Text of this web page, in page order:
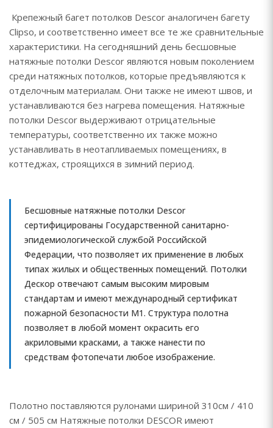
Крепежный багет потолков Descor аналогичен багету
Clipso, и соответственно имеет все те же сравнительные
характеристики. На сегодняшний день бесшовные
натяжные потолки Descor являются новым поколением
среди натяжных потолков, которые предъявляются к
отделочным материалам. Они также не имеют швов, и
устанавливаются без нагрева помещения. Натяжные
потолки Descor выдерживают отрицательные
температуры, соответственно их также можно
устанавливать в неотапливаемых помещениях, в
коттеджах, строящихся в зимний период.
Бесшовные натяжные потолки Descor
сертифицированы Государственной санитарно-
эпидемиологической службой Российской
Федерации, что позволяет их применение в любых
типах жилых и общественных помещений. Потолки
Дескор отвечают самым высоким мировым
стандартам и имеют международный сертификат
пожарной безопасности М1. Структура полотна
позволяет в любой момент окрасить его
акриловыми красками, а также нанести по
средствам фотопечати любое изображение.
Полотно поставляются рулонами шириной 310см / 410
см / 505 см Натяжные потолки DESCOR имеют